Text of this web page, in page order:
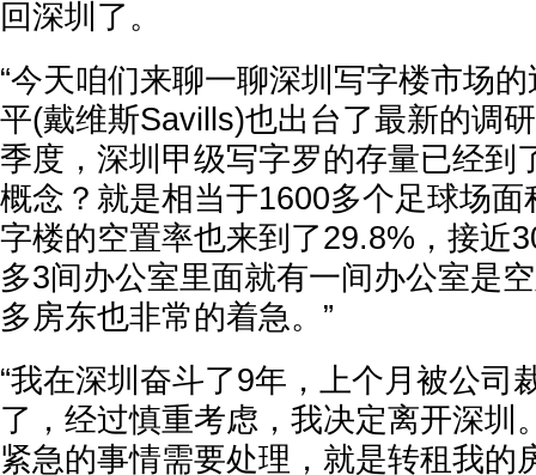
回深圳了。
“今天咱们来聊一聊深圳写字楼市场
平(戴维斯Savills)也出台了最新的调
季度，深圳甲级写字罗的存量已经到
概念？就是相当于1600多个足球场
字楼的空置率也来到了29.8%，接近
多3间办公室里面就有一间办公室是
多房东也非常的着急。”
“我在深圳奋斗了9年，上个月被公司
了，经过慎重考虑，我决定离开深圳
紧急的事情需要处理，就是转租我的